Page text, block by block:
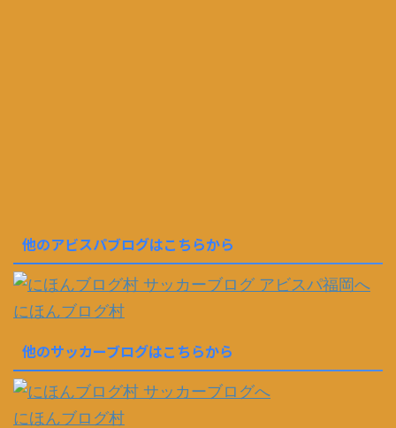
他のアビスパブログはこちらから
にほんブログ村
他のサッカーブログはこちらから
にほんブログ村